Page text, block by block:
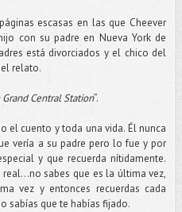
escasas en las que Cheever
con su padre en Nueva York de
está divorciados y el chico del
relato.
Central Station”.
el cuento y toda una vida. Él nunca
vería a su padre pero lo fue y por
y que recuerda nítidamente.
sabes que es la última vez,
vez y entonces recuerdas cada
sabías que te habías fijado.